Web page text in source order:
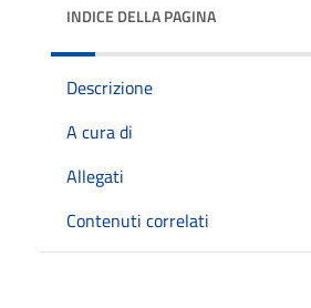
INDICE DELLA PAGINA
Descrizione
A cura di
Allegati
Contenuti correlati